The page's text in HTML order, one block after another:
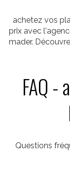
achetez vos
prix avec
mader.
FAQ -
Questions